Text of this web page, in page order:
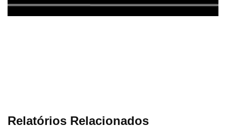
Relatórios Relacionados